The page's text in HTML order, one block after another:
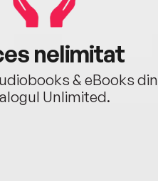
nelimitat
& eBooks din
Unlimited.